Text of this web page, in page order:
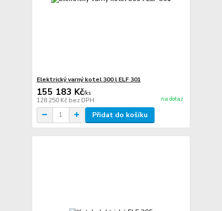
Elektrický varný kotel 300 l ELF 301
155 183 Kč/ks
128 250 Kč bez DPH na dotaz
Přidat do košíku